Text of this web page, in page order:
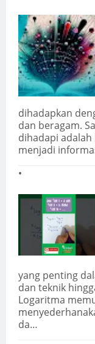
dihadapkan
dan beragam.
dihadapi
menjadi
yang penting
dan teknik
Logaritma
da…